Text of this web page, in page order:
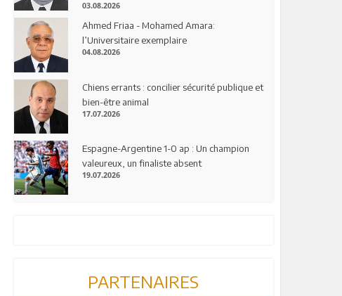
03.08.2026
Ahmed Friaa - Mohamed Amara:
l’Universitaire exemplaire
04.08.2026
Chiens errants : concilier sécurité publique et
bien-être animal
17.07.2026
Espagne-Argentine 1-0 ap : Un champion
valeureux, un finaliste absent
19.07.2026
PARTENAIRES